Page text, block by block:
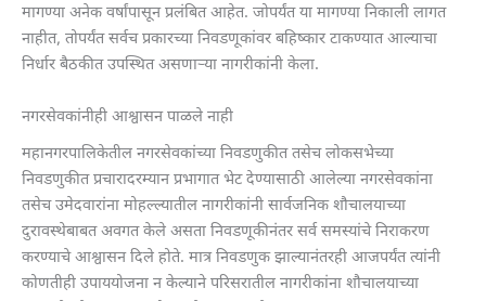
मागण्या अनेक वर्षांपासून प्रलंबित आहेत. जोपर्यंत या मागण्या निकाली लागत
नाहीत, तोपर्यंत सर्वच प्रकारच्या निवडणूकांवर बहिष्कार टाकण्यात आल्याचा
निर्धार बैठकीत उपस्थित असणाऱ्या नागरीकांनी केला.
नगरसेवकांनीही आश्वासन पाळले नाही
महानगरपालिकेतील नगरसेवकांच्या निवडणुकीत तसेच लोकसभेच्या
निवडणुकीत प्रचारादरम्यान प्रभागात भेट देण्यासाठी आलेल्या नगरसेवकांना
तसेच उमेदवारांना मोहल्ल्यातील नागरीकांनी सार्वजनिक शौचालयाच्या
दुरावस्थेबाबत अवगत केले असता निवडणूकीनंतर सर्व समस्यांचे निराकरण
करण्याचे आश्वासन दिले होते. मात्र निवडणुक झाल्यानंतरही आजपर्यंत त्यांनी
कोणतीही उपाययोजना न केल्याने परिसरातील नागरीकांना शौचालयाच्या